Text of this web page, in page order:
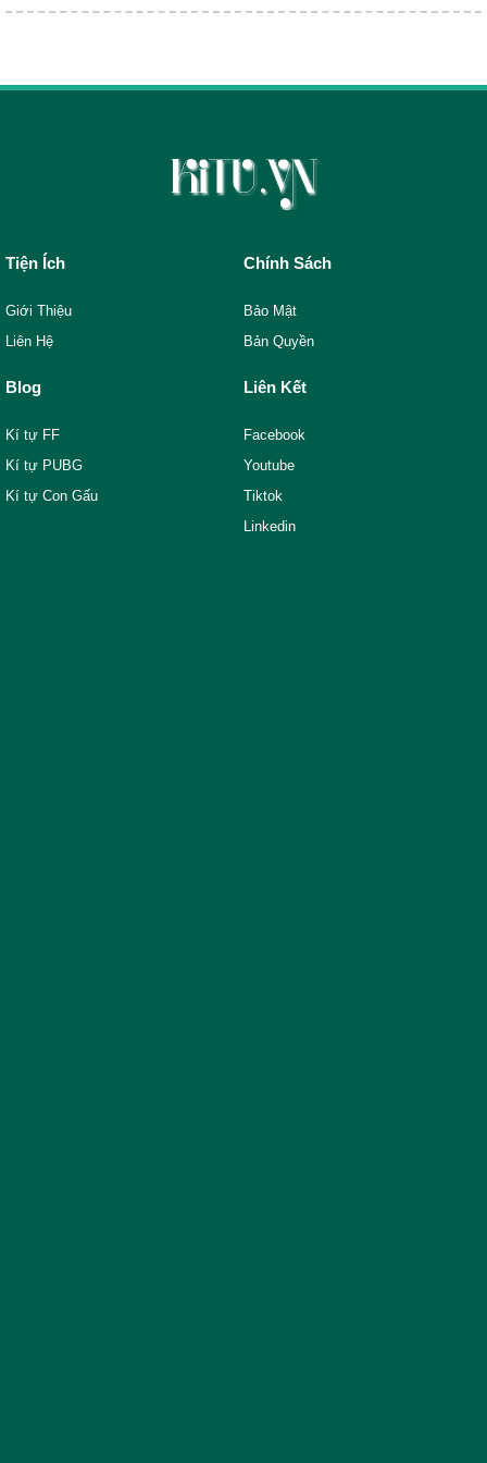
Tiện Ích
Giới Thiệu
Liên Hệ
Chính Sách
Bảo Mật
Bản Quyền
Blog
Kí tự FF
Kí tự PUBG
Kí tự Con Gấu
Liên Kết
Facebook
Youtube
Tiktok
Linkedin